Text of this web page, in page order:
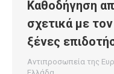
Καθοδήγηση
σχετικά με
ξένες
Αντιπροσωπεία της